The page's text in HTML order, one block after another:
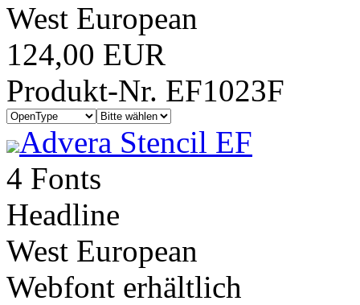
West European
124,00 EUR
Produkt-Nr. EF1023F
Advera Stencil EF
4 Fonts
Headline
West European
Webfont erhältlich